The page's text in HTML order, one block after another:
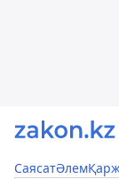
СаясатӘлем